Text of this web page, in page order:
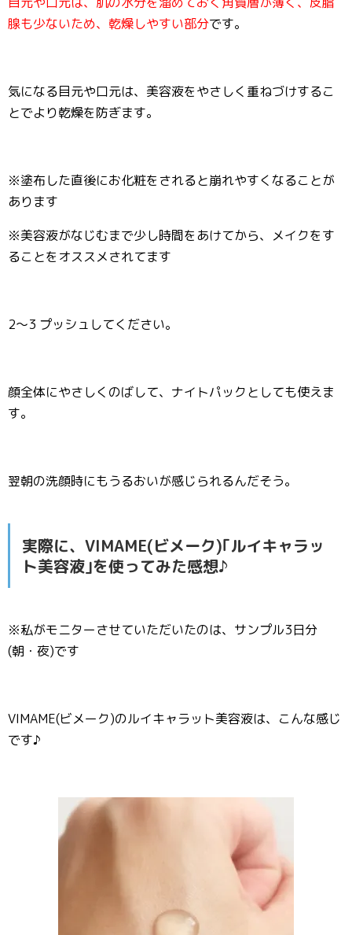
腺も少ないため、乾燥しやすい部分です。
気になる目元や口元は、美容液をやさしく重ねづけするこ
とでより乾燥を防ぎます。
※塗布した直後にお化粧をされると崩れやすくなることが
あります
※美容液がなじむまで少し時間をあけてから、メイクをす
ることをオススメされてます
2〜3 プッシュしてください。
顔全体にやさしくのばして、ナイトパックとしても使えま
す。
翌朝の洗顔時にもうるおいが感じられるんだそう。
実際に、VIMAME(ビメーク)｢ルイキャラッ
ト美容液｣を使ってみた感想♪
※私がモニターさせていただいたのは、サンプル3日分
(朝・夜)です
VIMAME(ビメーク)のルイキャラット美容液は、こんな感じ
です♪